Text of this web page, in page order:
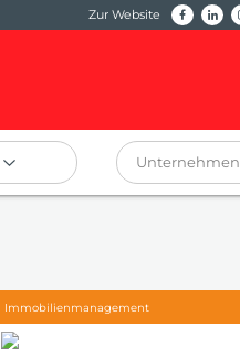
Zur Website
Unternehmen
Immobilienmanagement